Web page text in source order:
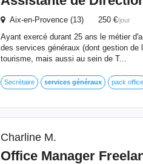
Aix-en-Provence (13) 250 €/jour
Ayant exercé durant 25 ans le métier
des services généraux (dont gestion de
tourisme, mais aussi au sein de T...
Secrétaire services généraux pack office
Charline M.
Office Manager